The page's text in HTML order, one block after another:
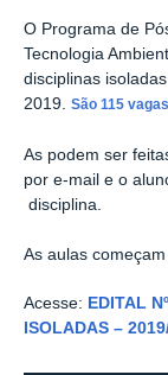
O Programa de
Tecnologia
disciplinas
2019. São 115
As podem ser
por e-mail e o
disciplina.
As aulas
Acesse: EDITAL
ISOLADAS –